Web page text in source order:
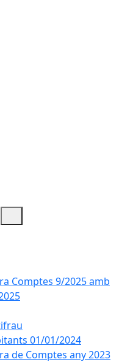
Comptes 9/2025 amb
01/01/2024
de Comptes any 2023